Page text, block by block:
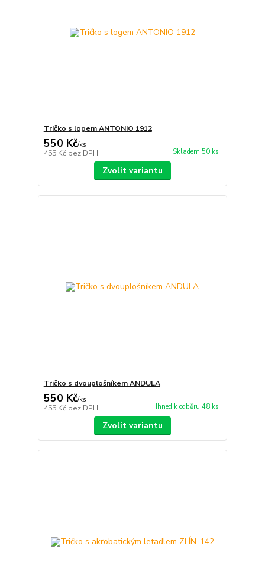
Tričko s logem ANTONIO 1912
550 Kč/ks
455 Kč bez DPH Skladem 50 ks
Zvolit variantu
Tričko s dvouplošníkem ANDULA
550 Kč/ks
455 Kč bez DPH Ihned k odběru 48 ks
Zvolit variantu